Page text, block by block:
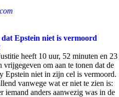
Epstein niet is vermoord
heeft 10 uur, 52 minuten en 23
vrijgegeven om aan te tonen dat de
Epstein niet in zijn cel is vermoord.
vanwege wat er niet te zien is:
iemand anders aanwezig was in de